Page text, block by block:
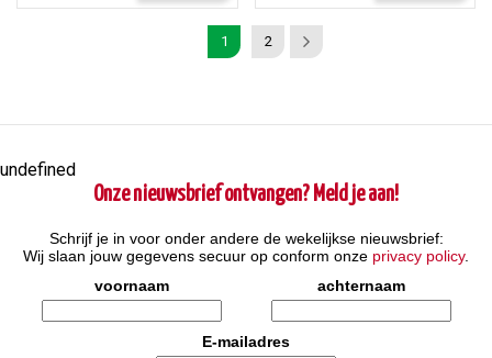
1 2
undefined
Onze nieuwsbrief ontvangen? Meld je aan!
Schrijf je in voor onder andere de wekelijkse nieuwsbrief:
Wij slaan jouw gegevens secuur op conform onze privacy policy.
voornaam
achternaam
E-mailadres